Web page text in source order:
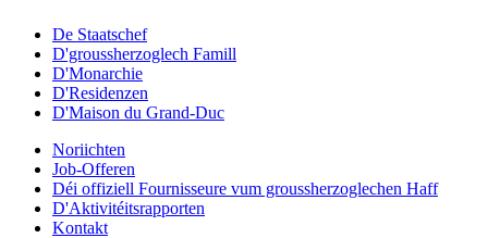
De Staatschef
D'groussherzoglech Famill
D'Monarchie
D'Residenzen
D'Maison du Grand-Duc
Noriichten
Job-Offeren
Déi offiziell Fournisseure vum groussherzoglechen Haff
D'Aktivitéitsrapporten
Kontakt